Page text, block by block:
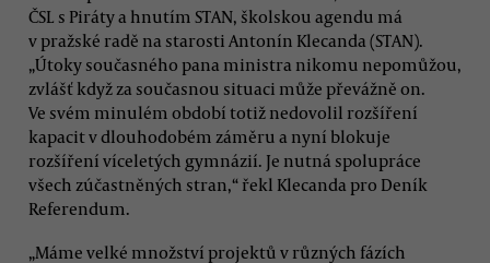
ČSL s Piráty a hnutím STAN, školskou agendu má
v pražské radě na starosti Antonín Klecanda (STAN).
„Útoky současného pana ministra nikomu nepomůžou,
zvlášť když za současnou situaci může převážně on.
Ve svém minulém období totiž nedovolil rozšíření
kapacit v dlouhodobém záměru a nyní blokuje
rozšíření víceletých gymnázií. Je nutná spolupráce
všech zúčastněných stran,“ řekl Klecanda pro Deník
Referendum.
„Máme velké množství projektů v různých fázích